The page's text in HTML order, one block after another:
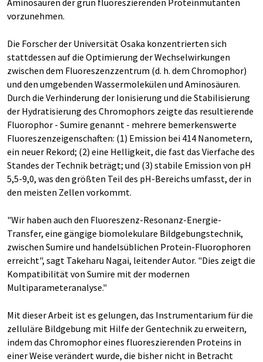
Aminosäuren der grün fluoreszierenden Proteinmutanten
vorzunehmen.
Die Forscher der Universität Osaka konzentrierten sich
stattdessen auf die Optimierung der Wechselwirkungen
zwischen dem Fluoreszenzzentrum (d. h. dem Chromophor)
und den umgebenden Wassermolekülen und Aminosäuren.
Durch die Verhinderung der Ionisierung und die Stabilisierung
der Hydratisierung des Chromophors zeigte das resultierende
Fluorophor - Sumire genannt - mehrere bemerkenswerte
Fluoreszenzeigenschaften: (1) Emission bei 414 Nanometern,
ein neuer Rekord; (2) eine Helligkeit, die fast das Vierfache des
Standes der Technik beträgt; und (3) stabile Emission von pH
5,5-9,0, was den größten Teil des pH-Bereichs umfasst, der in
den meisten Zellen vorkommt.
"Wir haben auch den Fluoreszenz-Resonanz-Energie-
Transfer, eine gängige biomolekulare Bildgebungstechnik,
zwischen Sumire und handelsüblichen Protein-Fluorophoren
erreicht", sagt Takeharu Nagai, leitender Autor. "Dies zeigt die
Kompatibilität von Sumire mit der modernen
Multiparameteranalyse."
Mit dieser Arbeit ist es gelungen, das Instrumentarium für die
zelluläre Bildgebung mit Hilfe der Gentechnik zu erweitern,
indem das Chromophor eines fluoreszierenden Proteins in
einer Weise verändert wurde, die bisher nicht in Betracht